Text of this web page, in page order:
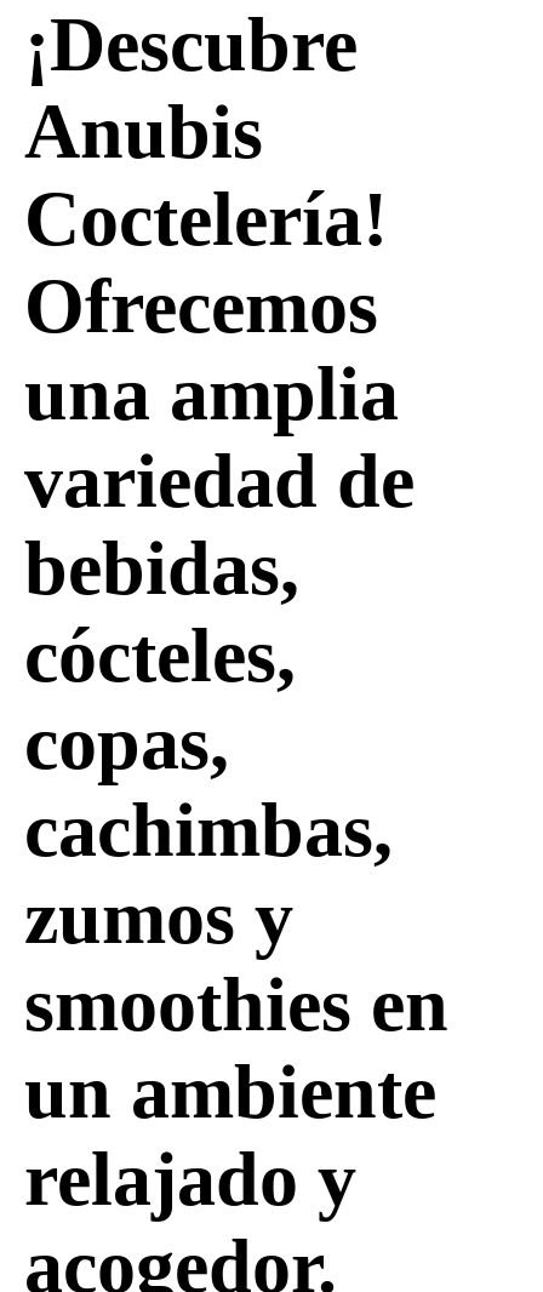
¡Descubre
Anubis
Coctelería!
Ofrecemos
una amplia
variedad de
bebidas,
cócteles,
copas,
cachimbas,
zumos y
smoothies en
un ambiente
relajado y
acogedor.